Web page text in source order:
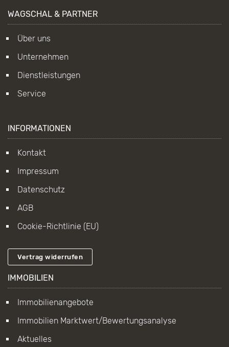
WAGSCHAL & PARTNER
Über uns
Unternehmen
Dienstleistungen
Service
INFORMATIONEN
Kontakt
Impressum
Datenschutz
AGB
Cookie-Richtlinie (EU)
Vertrag widerrufen
IMMOBILIEN
Immobilienangebote
Immobilien Marktwert/Bewertungsanalyse
Aktuelles